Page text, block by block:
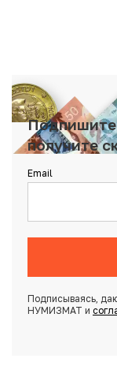
получите
Email
Подписываясь,
НУМИЗМАТ и